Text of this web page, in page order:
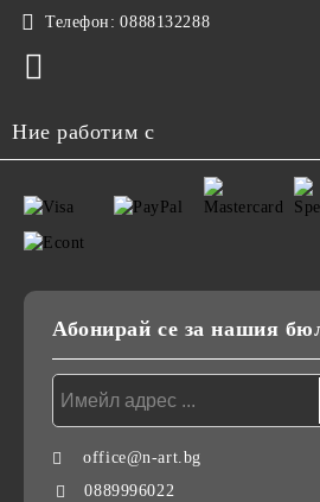
Телефон: 0888132288
Ние работим с
Абонирай се за нашия
office@n-art.bg
0889996022